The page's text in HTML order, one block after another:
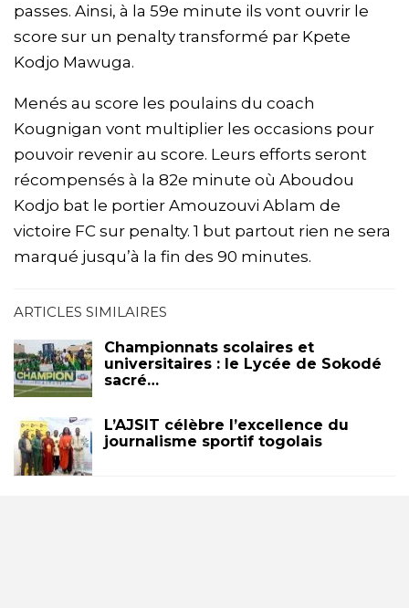
passes. Ainsi, à la 59e minute ils vont ouvrir le
score sur un penalty transformé par Kpete
Kodjo Mawuga.
Menés au score les poulains du coach
Kougnigan vont multiplier les occasions pour
pouvoir revenir au score. Leurs efforts seront
récompensés à la 82e minute où Aboudou
Kodjo bat le portier Amouzouvi Ablam de
victoire FC sur penalty. 1 but partout rien ne sera
marqué jusqu’à la fin des 90 minutes.
ARTICLES SIMILAIRES
Championnats scolaires et
universitaires : le Lycée de Sokodé
sacré…
L’AJSIT célèbre l’excellence du
journalisme sportif togolais